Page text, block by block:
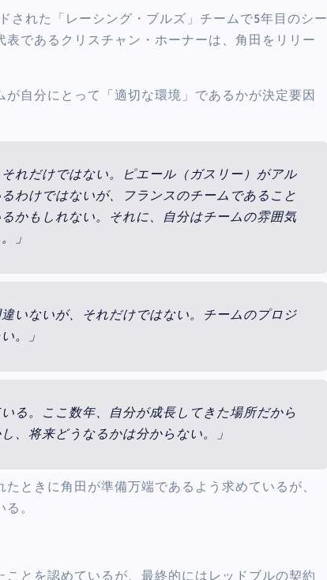
された「レーシング・ブルズ」チームで5年目のシー
であるクリスチャン・ホーナーは、角田をリリー
自分にとって「適切な環境」であるかが決定要因
れだけではない。ピエール（ガスリー）がアル
わけではないが、フランスのチームであること
かもしれない。それに、自分はチームの雰囲気
」
いないが、それだけではない。チームのプロジ
。」
る。ここ数年、自分が成長してきた場所だから
、将来どうなるかは分からない。」
ときに角田が準備万端であるよう求めているが、
。
とを認めているが、最終的にはレッドブルの契約